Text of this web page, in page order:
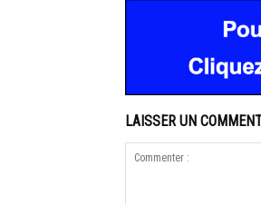
LAISSER UN